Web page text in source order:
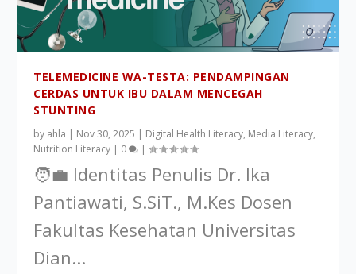
TELEMEDICINE WA-TESTA: PENDAMPINGAN
CERDAS UNTUK IBU DALAM MENCEGAH
STUNTING
by ahla | Nov 30, 2025 | Digital Health Literacy, Media Literacy,
Nutrition Literacy | 0 |
🧑‍💼 Identitas Penulis Dr. Ika
Pantiawati, S.SiT., M.Kes Dosen
Fakultas Kesehatan Universitas
Dian...